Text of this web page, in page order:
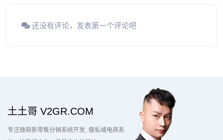
还没有评论，发表第一个评论吧
土土哥 V2GR.COM
专注微商新零售分销系统开发 做私域电商系